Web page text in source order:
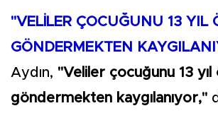
"VELİLER ÇOCUĞUNU 13 YIL
GÖNDERMEKTEN
Aydın, "Veliler çocuğunu 13 yıl
göndermekten kaygılanıyor,"